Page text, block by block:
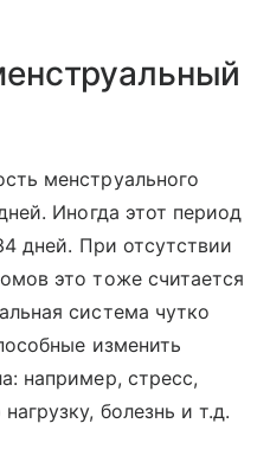
менструального
Иногда этот период
дней. При отсутствии
это тоже считается
система чутко
изменить
например, стресс,
болезнь и т.д.